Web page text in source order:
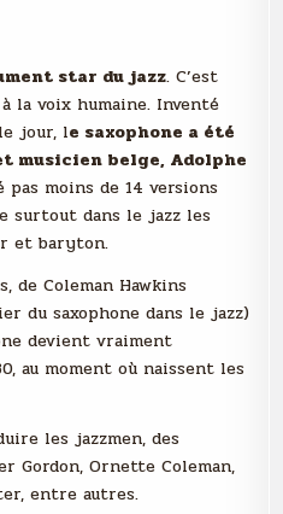
star du jazz. C’est
la voix humaine. Inventé
jour, le saxophone a été
musicien belge, Adolphe
pas moins de 14 versions
surtout dans le jazz les
et baryton.
de Coleman Hawkins
du saxophone dans le jazz)
devient vraiment
au moment où naissent les
les jazzmen, des
Gordon, Ornette Coleman,
entre autres.